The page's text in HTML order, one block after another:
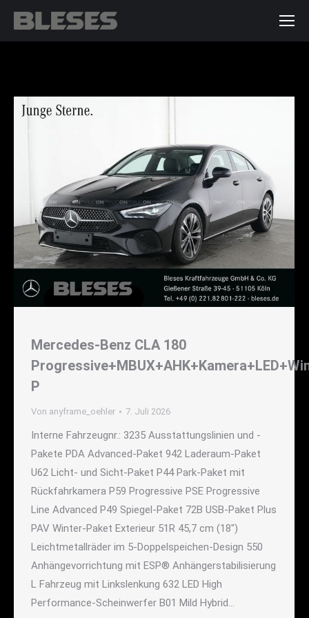
Mercedes-Benz CLA 180
P
Von anyframe_oehler 7. Juli 2026
Interne Fahrzeugnr.: 3235 Ausstattungslinien und -
Pakete PDA Advanced-Paket 942 Laderaum-Paket
U62 Licht- und Sicht-Paket P44 Park-Paket mit
Rückfahrkamera P59 Progressive PSE Progressive
Line Advanced P49 Spiegel-Paket 72B USB-Paket Plus
PAV Winter-Paket Exterieur 51R 45,7 cm (18")
Leichtmetallräder im 5-Doppelspeichen-Design 550
Anhängevorrichtung mit ESP® Anhängerstabilisierung
L Fahrzeug mit Linkslenkung 632 LED High
Performance-Scheinwerfer B01 Mild Hybrid…